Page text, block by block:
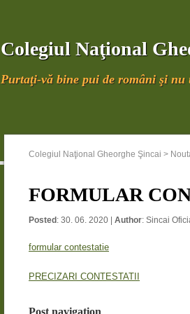
Colegiul Naţional
Purtaţi-vă bine pui de români şi
Colegiul Naţional Gheorghe Şincai >
FORMULAR
Posted : 30. 06. 2020 | Author: Sincai
formular contestatie
PRECIZARI CONTESTATII
Post navigation